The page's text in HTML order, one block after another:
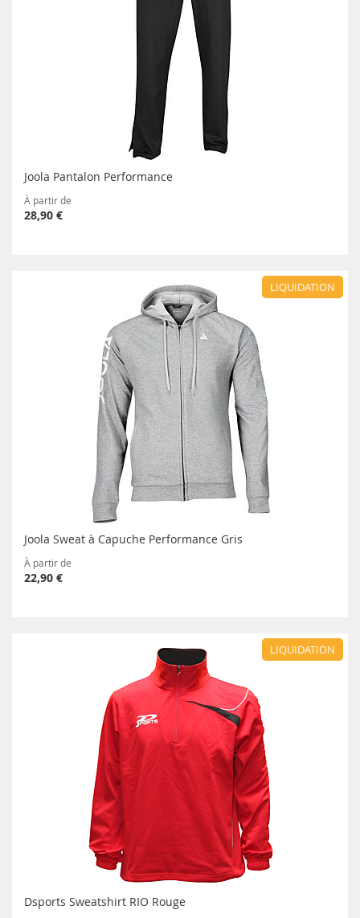
Joola Pantalon Performance
À partir de
28,90 €
LIQUIDATION
Joola Sweat à Capuche Performance Gris
À partir de
22,90 €
LIQUIDATION
Dsports Sweatshirt RIO Rouge